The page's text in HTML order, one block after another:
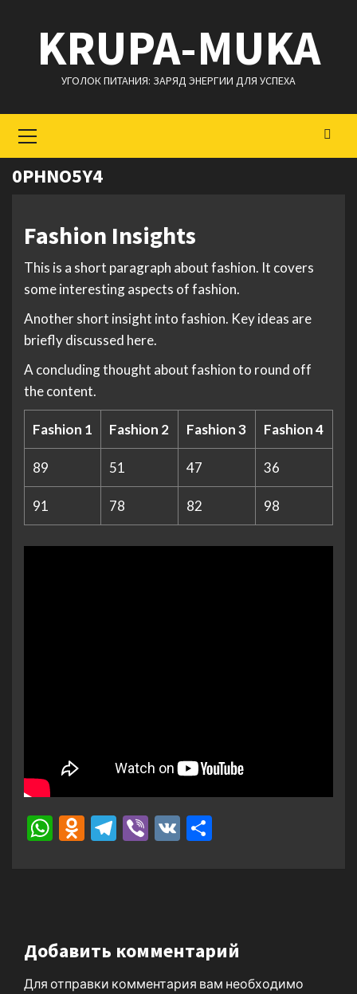
содержимому
KRUPA-MUKA
УГОЛОК ПИТАНИЯ: ЗАРЯД ЭНЕРГИИ ДЛЯ УСПЕХА
меню
0PHNO5Y4
Fashion Insights
This is a short paragraph about fashion. It covers
some interesting aspects of fashion.
Another short insight into fashion. Key ideas are
briefly discussed here.
A concluding thought about fashion to round off
the content.
Fashion 1 Fashion 2 Fashion 3 Fashion 4
89 51 47 36
91 78 82 98
WhatsApp
Odnoklassniki
Telegram
Viber
VK
Добавить комментарий
Для отправки комментария вам необходимо